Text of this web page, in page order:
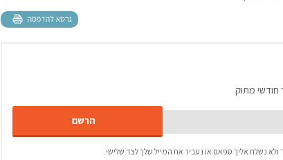
מתוק
נשלח אליך ספאם או נעביר את המייל שלך לצד שלישי.